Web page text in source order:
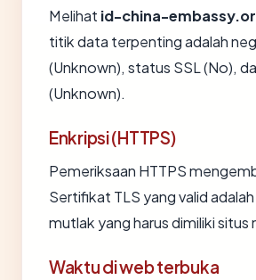
Melihat id-china-
titik data terpenting adalah
(Unknown), status SSL (No),
(Unknown).
Enkripsi (HTTPS)
Pemeriksaan HTTPS
Sertifikat TLS yang valid
mutlak yang harus dimiliki situs
Waktu di web terbuka